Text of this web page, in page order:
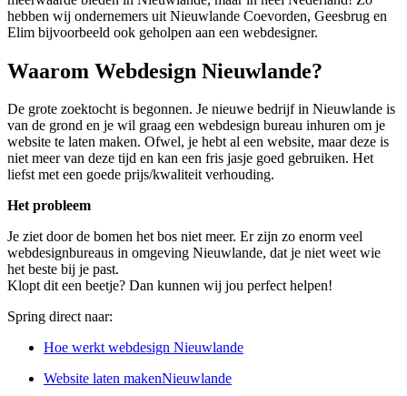
hebben wij ondernemers uit Nieuwlande Coevorden, Geesbrug en
Elim bijvoorbeeld ook geholpen aan een webdesigner.
Waarom Webdesign Nieuwlande?
De grote zoektocht is begonnen. Je nieuwe bedrijf in Nieuwlande is
van de grond en je wil graag een webdesign bureau inhuren om je
website te laten maken. Ofwel, je hebt al een website, maar deze is
niet meer van deze tijd en kan een fris jasje goed gebruiken. Het
liefst met een goede prijs/kwaliteit verhouding.
Het probleem
Je ziet door de bomen het bos niet meer. Er zijn zo enorm veel
webdesignbureaus in omgeving Nieuwlande, dat je niet weet wie
het beste bij je past.
Klopt dit een beetje? Dan kunnen wij jou perfect helpen!
Spring direct naar:
Hoe werkt webdesign Nieuwlande
Website laten makenNieuwlande